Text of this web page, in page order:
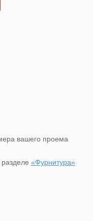
вашего проема
«Фурнитура»